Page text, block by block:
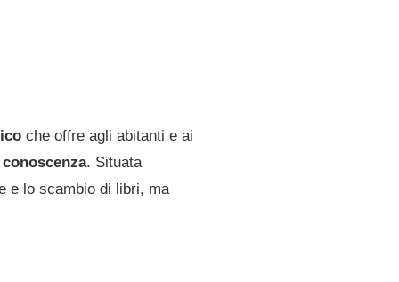
che offre agli abitanti e ai
. Situata
e lo scambio di libri, ma